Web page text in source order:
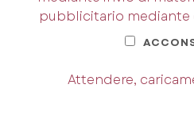
pubblicitario mediante
Attendere,